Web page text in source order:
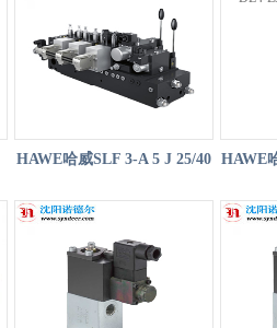
HAWE哈威SLF 3-A 5 J 25/40
A 200 B 200/EA-G24 EX
HAWE
V-